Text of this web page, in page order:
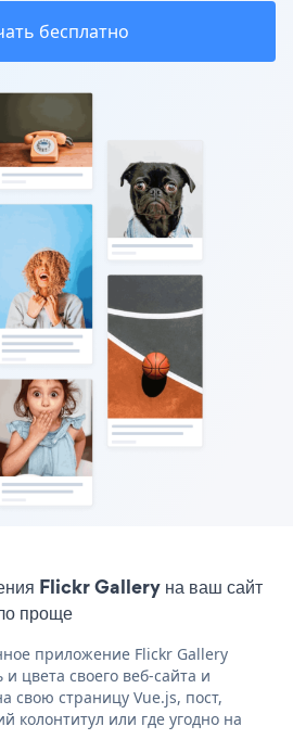
бесплатно
Flickr Gallery на ваш сайт
проще
приложение Flickr Gallery
цвета своего веб-сайта и
свою страницу Vue.js, пост,
колонтитул или где угодно на